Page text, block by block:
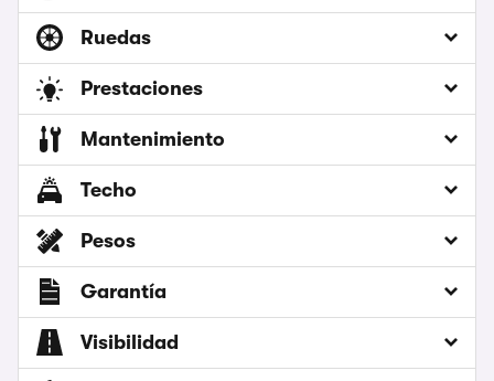
Ruedas
Prestaciones
Mantenimiento
Techo
Pesos
Garantía
Visibilidad